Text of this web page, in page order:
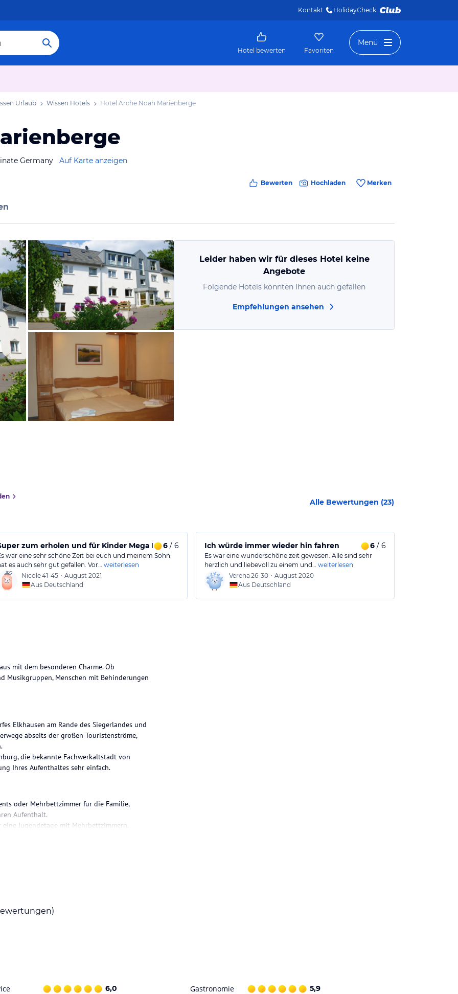
Kontakt HolidayCheck
Hotel bewerten Favoriten
Menü
Urlaub Wissen Hotels Hotel Arche Noah Marienberge
Germany Auf Karte anzeigen
Bewerten Hochladen Merken
vom Hotelier, Januar 2013
Leider haben wir für dieses Hotel keine
Angebote
Folgende Hotels könnten Ihnen auch gefallen
Empfehlungen ansehen
Alle Bewertungen (23)
zum erholen und für Kinder Mega Programm!
6/ 6
war eine sehr schöne Zeit bei euch und meinem Sohn
es auch sehr gut gefallen. Vor… weiterlesen
Nicole41-45 • August 2021
Aus Deutschland
Ich würde immer wieder hin fahren 6/ 6
Es war eine wunderschöne zeit gewesen. Alle sind sehr
herzlich und liebevoll zu einem und… weiterlesen
Verena 26-30 • August 2020
Aus Deutschland
mit dem besonderen Charme. Ob
Musikgruppen, Menschen mit Behinderungen
Elkhausen am Rande des Siegerlandes und
abseits der großen Touristenströme,
die bekannte Fachwerkaltstadt von
Ihres Aufenthaltes sehr einfach.
oder Mehrbettzimmer für die Familie,
Aufenthalt.
Jugendetage mit Mehrbettzimmern.
Wanderwege stehen Ihnen ständig zur
6,0 Gastronomie 5,9